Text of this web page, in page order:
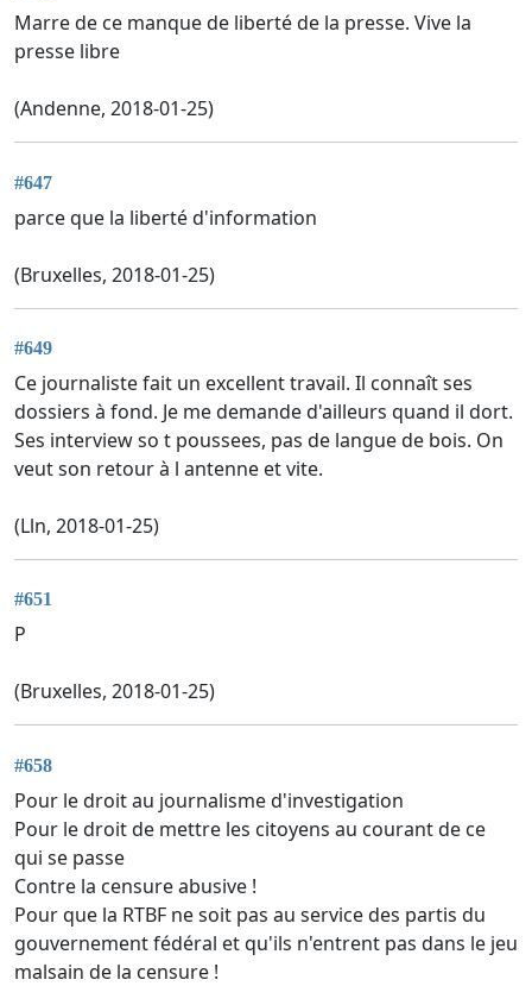
Marre de ce manque de liberté de la presse. Vive la
presse libre
(Andenne, 2018-01-25)
#647
parce que la liberté d'information
(Bruxelles, 2018-01-25)
#649
Ce journaliste fait un excellent travail. Il connaît ses
dossiers à fond. Je me demande d'ailleurs quand il dort.
Ses interview so t poussees, pas de langue de bois. On
veut son retour à l antenne et vite.
(Lln, 2018-01-25)
#651
P
(Bruxelles, 2018-01-25)
#658
Pour le droit au journalisme d'investigation
Pour le droit de mettre les citoyens au courant de ce
qui se passe
Contre la censure abusive !
Pour que la RTBF ne soit pas au service des partis du
gouvernement fédéral et qu'ils n'entrent pas dans le jeu
malsain de la censure !